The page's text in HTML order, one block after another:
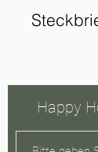
Rue
Happy